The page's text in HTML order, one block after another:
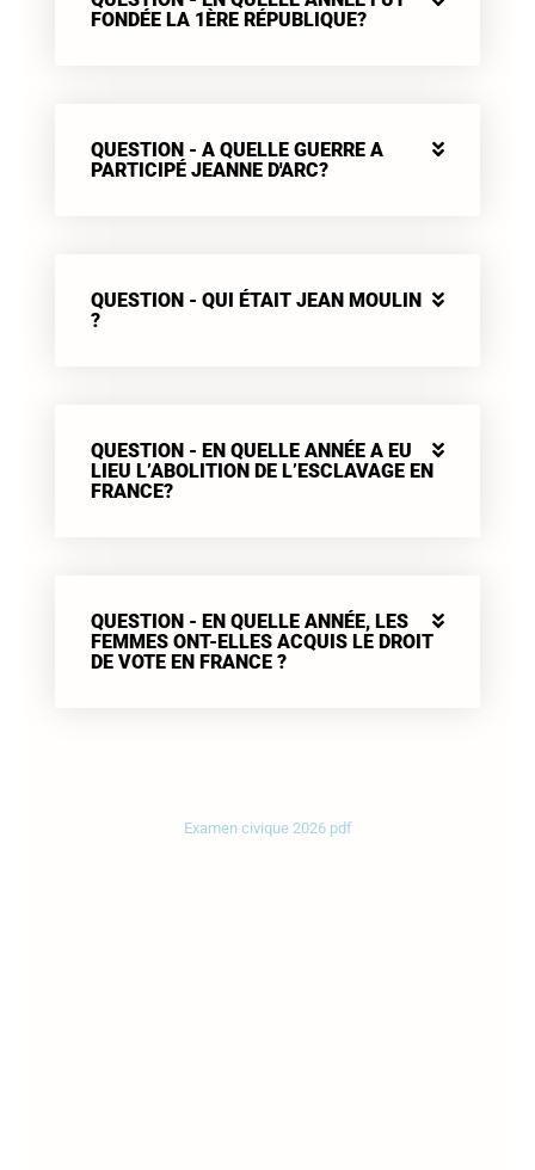
FONDÉE LA 1ÈRE RÉPUBLIQUE?
QUESTION - A QUELLE GUERRE A
PARTICIPÉ JEANNE D'ARC?
QUESTION - QUI ÉTAIT JEAN MOULIN
?
QUESTION - EN QUELLE ANNÉE A EU
LIEU L’ABOLITION DE L’ESCLAVAGE EN
FRANCE?
QUESTION - EN QUELLE ANNÉE, LES
FEMMES ONT-ELLES ACQUIS LE DROIT
DE VOTE EN FRANCE ?
Examen civique 2026 pdf